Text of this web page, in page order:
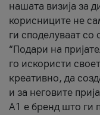
нашата визија за
корисниците не
ги споделуваат
“Подари на
го искористи
креативно, да
и за неговите
А1 е бренд што ги